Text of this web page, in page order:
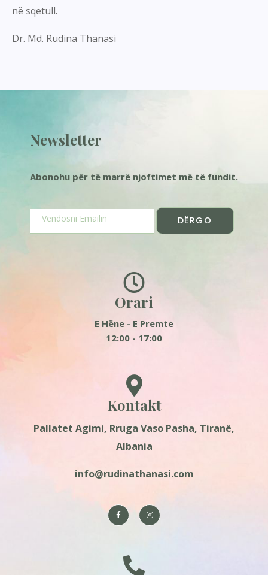
në sqetull.
Dr. Md. Rudina Thanasi
Newsletter
Abonohu për të marrë njoftimet më të fundit.
DËRGO
Orari
E Hëne - E Premte
12:00 - 17:00
Kontakt
Pallatet Agimi, Rruga Vaso Pasha, Tiranë,
Albania
info@rudinathanasi.com